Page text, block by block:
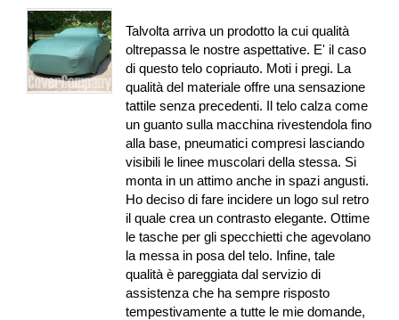
Talvolta arriva un prodotto la cui qualità
oltrepassa le nostre aspettative. E' il caso
di questo telo copriauto. Moti i pregi. La
qualità del materiale offre una sensazione
tattile senza precedenti. Il telo calza come
un guanto sulla macchina rivestendola fino
alla base, pneumatici compresi lasciando
visibili le linee muscolari della stessa. Si
monta in un attimo anche in spazi angusti.
Ho deciso di fare incidere un logo sul retro
il quale crea un contrasto elegante. Ottime
le tasche per gli specchietti che agevolano
la messa in posa del telo. Infine, tale
qualità è pareggiata dal servizio di
assistenza che ha sempre risposto
tempestivamente a tutte le mie domande,